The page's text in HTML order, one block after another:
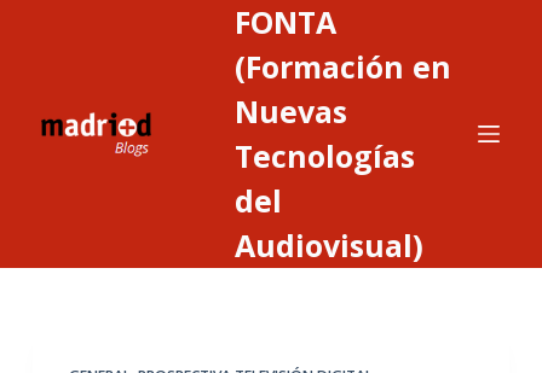
FONTA
(Formación en
Nuevas
Tecnologías
del
Audiovisual)